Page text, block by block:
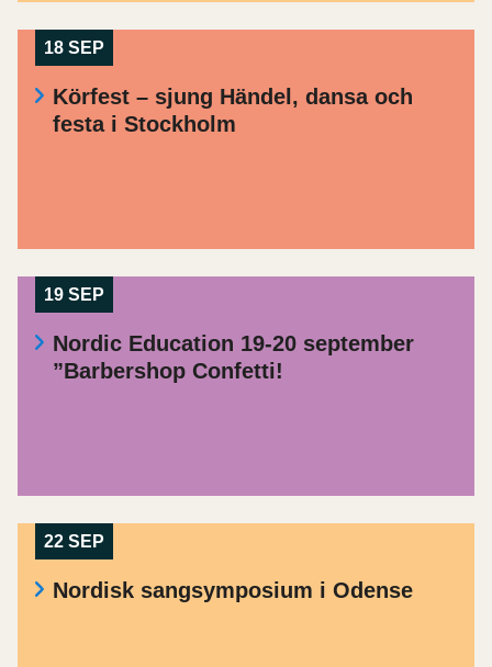
18 SEP
Körfest – sjung Händel, dansa och
festa i Stockholm
19 SEP
Nordic Education 19-20 september
”Barbershop Confetti!
22 SEP
Nordisk sangsymposium i Odense